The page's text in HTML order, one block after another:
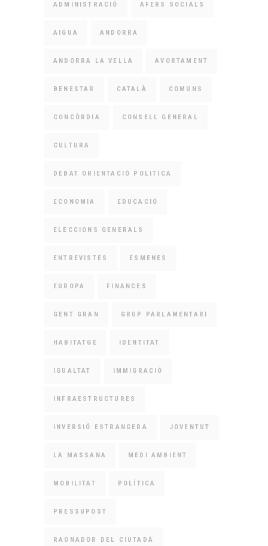
ADMINISTRACIÓ AFERS SOCIALS
AIGUA ANDORRA
ANDORRA LA VELLA AVORTAMENT
BENESTAR CATALÀ COMUNS
CONCÒRDIA CONSELL GENERAL
CULTURA
DEBAT ORIENTACIÓ POLITICA
ECONOMIA EDUCACIÓ
ELECCIONS GENERALS
ENTREVISTES ESMENES
EUROPA FINANCES
GENT GRAN GRUP PARLAMENTARI
HABITATGE IDENTITAT
IGUALTAT IMMIGRACIÓ
INFRAESTRUCTURES
INVERSIÓ ESTRANGERA JOVENTUT
LA MASSANA MEDI AMBIENT
MOBILITAT POLÍTICA
PRESSUPOST
RAONADOR DEL CIUTADÀ